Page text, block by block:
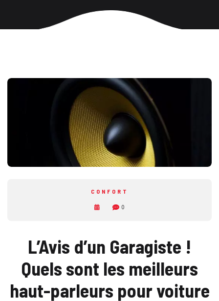
CONFORT
0
L’Avis d’un Garagiste !
Quels sont les meilleurs
haut-parleurs pour voiture